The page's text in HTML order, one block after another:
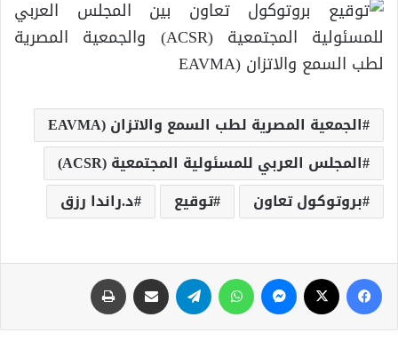
الجمعية المصرية لطب السمع والاتزان (EAVMA
المجلس العربي للمسئولية المجتمعية (ACSR)
بروتوكول تعاون
توقيع د.راندا رزق